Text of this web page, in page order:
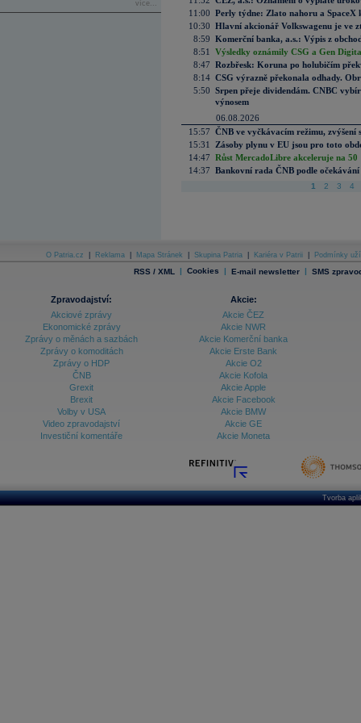
více...
11:00 Perly týdne: Zlato nahoru a SpaceX
10:30 Hlavní akcionář Volkswagenu je ve
8:59 Komerční banka, a.s.: Výpis z
8:51
Výsledky oznámily CSG a Gen
8:47 Rozbřesk: Koruna po holubičím
8:14 CSG výrazně překonala odhady.
5:50 Srpen přeje dividendám. CNBC
výnosem
06.08.2026
15:57 ČNB ve vyčkávacím režimu, zvýšení
15:31
Zásoby plynu v EU jsou pro toto
14:47 Růst MercadoLibre akceleruje na
14:37 Bankovní rada ČNB podle
1 2 3 4
O Patria.cz Reklama Mapa Stránek Skupina Patria Kariéra v Patrii Podmínky
RSS / XML | Cookies | E-mail newsletter | SMS
Zpravodajství:
Akciové zprávy
Ekonomické zprávy
Zprávy o měnách a sazbách
Zprávy o komoditách
Zprávy o HDP
ČNB
Grexit
Brexit
Volby v USA
Video zpravodajství
Investiční komentáře
Akcie:
Akcie ČEZ
Akcie NWR
Akcie Komerční banka
Akcie Erste Bank
Akcie O2
Akcie Kofola
Akcie Apple
Akcie Facebook
Akcie BMW
Akcie GE
Akcie Moneta
Tvorba